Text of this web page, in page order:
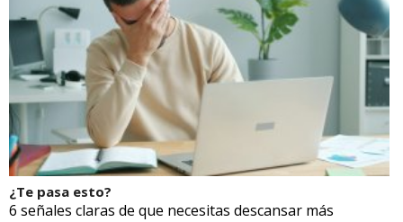
¿Te pasa esto?
6 señales claras de que necesitas descansar más